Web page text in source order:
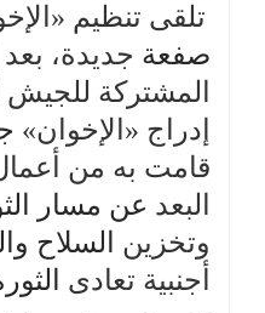
تلقى تنظيم
صفعة جديدة، بعد
المشتركة للجيش
إدراج «الإخوان»
قامت به من
البعد عن مسار
وتخزين
السلاح
أجنبية تعادى